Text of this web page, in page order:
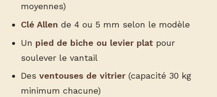
moyennes)
Clé Allen de 4 ou 5 mm selon le modèle
Un pied de biche ou levier platpour
soulever le vantail
Des ventouses de vitrier(capacité 30 kg
minimum chacune)